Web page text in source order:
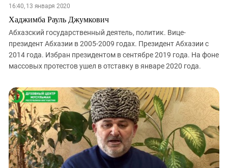
16:40, 13 января 2020
Хаджимба Рауль Джумкович
Абхазский государственный деятель, политик. Вице-
президент Абхазии в 2005-2009 годах. Президент Абхазии с
2014 года. Избран президентом в сентябре 2019 года. На фоне
массовых протестов ушел в отставку в январе 2020 года.